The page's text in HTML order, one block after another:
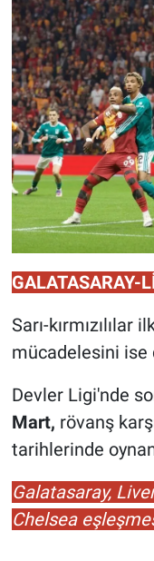
GALATASARAY-
Sarı-kırmızılılar
mücadelesini ise
Devler Ligi'nde
Mart, rövanş
tarihlerinde
Galatasaray,
Chelsea